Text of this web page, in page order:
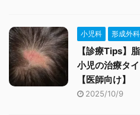
小児科 形成外科
【診療Tips】
小児の治療タ
【医師向け】
2025/10/9